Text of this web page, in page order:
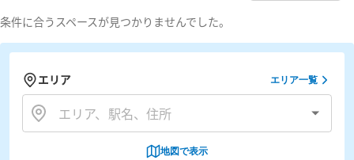
条件に合うスペースが見つかりませんでした。
エリア エリア一覧
地図で表示